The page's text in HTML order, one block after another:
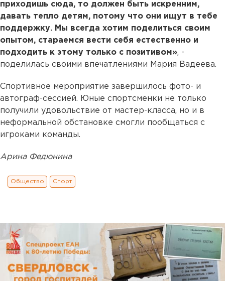
приходишь сюда, то должен быть искренним,
давать тепло детям, потому что они ищут в тебе
поддержку. Мы всегда хотим поделиться своим
опытом, стараемся вести себя естественно и
подходить к этому только с позитивом», -
поделилась своими впечатлениями Мария Вадеева.
Спортивное мероприятие завершилось фото- и
автограф-сессией. Юные спортсменки не только
получили удовольствие от мастер-класса, но и в
неформальной обстановке смогли пообщаться с
игроками команды.
Арина Федюнина
Общество Спорт